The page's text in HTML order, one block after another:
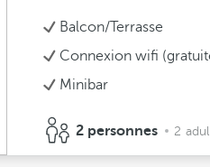
Balcon/Terrasse
Connexion wifi
Minibar
2 personnes 2